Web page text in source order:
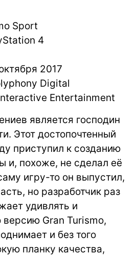
Sport
4
2017
Digital
Entertainment
является господин
Этот достопочтенный
приступил к созданию
и, похоже, не сделал её
игру-то он выпустил,
но разработчик раз
удивлять и
версию Gran Turismo,
и без того
планку качества,